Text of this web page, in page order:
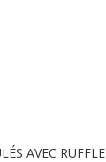
AVEC RUFFLE